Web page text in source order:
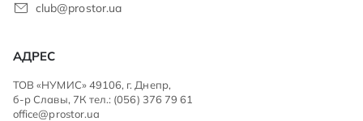
club@prostor.ua
АДРЕС
ТОВ «НУМИС» 49106, г. Днепр,
б-р Славы, 7К тел.: (056) 376 79 61
office@prostor.ua